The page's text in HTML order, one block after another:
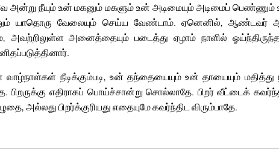
நீயும் உன் மகனும் மகளும் உன் அடிமையும் அடிமைப் பெண்ணும்
யாதொரு வேலையும் செய்ய வேண்டாம். ஏனெனில், ஆண்டவர்
அனைத்தையும் படைத்து ஏழாம் நாளில்
நீடிக்கும்படி, உன் தந்தையையும் உன் தாயையும் மதித்து
எதிராகப் பொய்ச்சான்று சொல்லாதே. பிறர் வீட்டைக்
அல்லது பிறர்க்குரியது எதையுமே கவர்ந்திட விரும்பாதே.